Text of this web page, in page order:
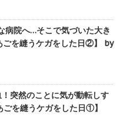
病院へ…そこで気づいた大き
ごを縫うケガをした日②】 by
突然のことに気が動転しす
を縫うケガをした日①】